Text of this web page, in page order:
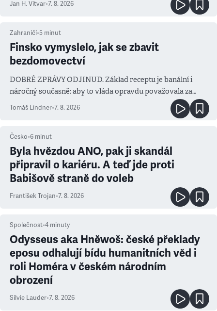
Jan H. Vitvar•7. 8. 2026
Zahraničí•5 minut
Finsko vymyslelo, jak se zbavit
bezdomovectví
DOBRÉ ZPRÁVY ODJINUD. Základ receptu je banální i
náročný současně: aby to vláda opravdu považovala za
Tomáš Lindner•7. 8. 2026
Česko•6 minut
Byla hvězdou ANO, pak ji skandál
připravil o kariéru. A teď jde proti
Babišově straně do voleb
František Trojan•7. 8. 2026
Společnost•4 minuty
Odysseus aka Hněwoš: české překlady
eposu odhalují bídu humanitních věd i
roli Homéra v českém národním
obrození
Silvie Lauder•7. 8. 2026